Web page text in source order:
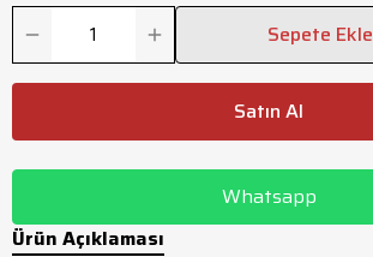
Sepete Ekle
Satın Al
Whatsapp
Ürün Açıklaması